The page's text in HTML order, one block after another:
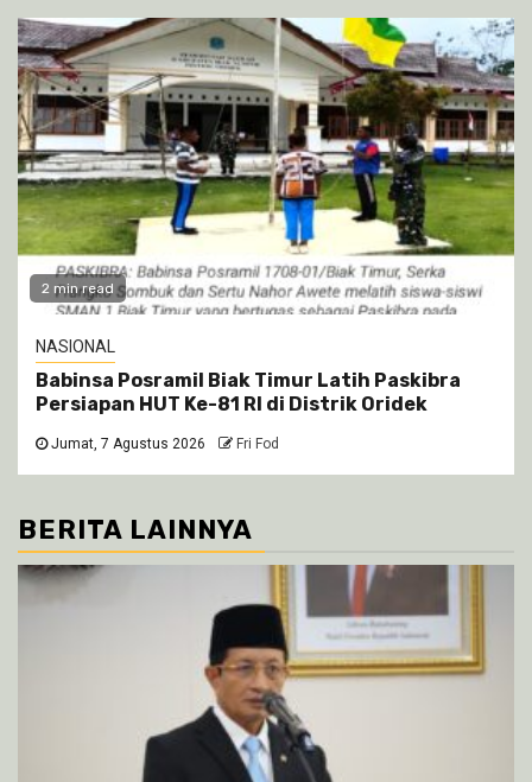
2 min read
NASIONAL
Babinsa Posramil Biak Timur Latih Paskibra
Persiapan HUT Ke-81 RI di Distrik Oridek
Jumat, 7 Agustus 2026 Fri Fod
BERITA LAINNYA